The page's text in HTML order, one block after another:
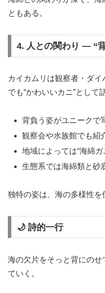
ともある。
4. 人との関わり ― “
カイカムリは観察者・ダ
でも“かわいいカニ”として
背負う姿がユニークで
観察会や水族館でも紹
地域によっては“海綿ガ
生態系では海綿類と砂
独特の姿は、海の多様性を
🌙 詩的一行
海の欠片をそっと背にの
ていく。